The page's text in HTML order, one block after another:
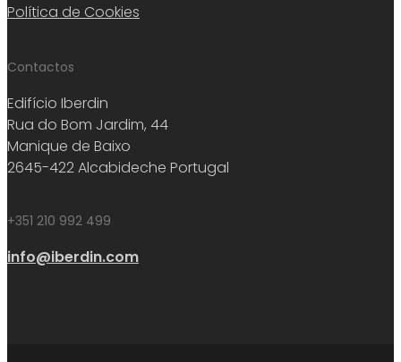
Política de Cookies
Contactos
Edifício Iberdin
Rua do Bom Jardim, 44
Manique de Baixo
2645-422 Alcabideche Portugal
+351 210 992 499
info@iberdin.com